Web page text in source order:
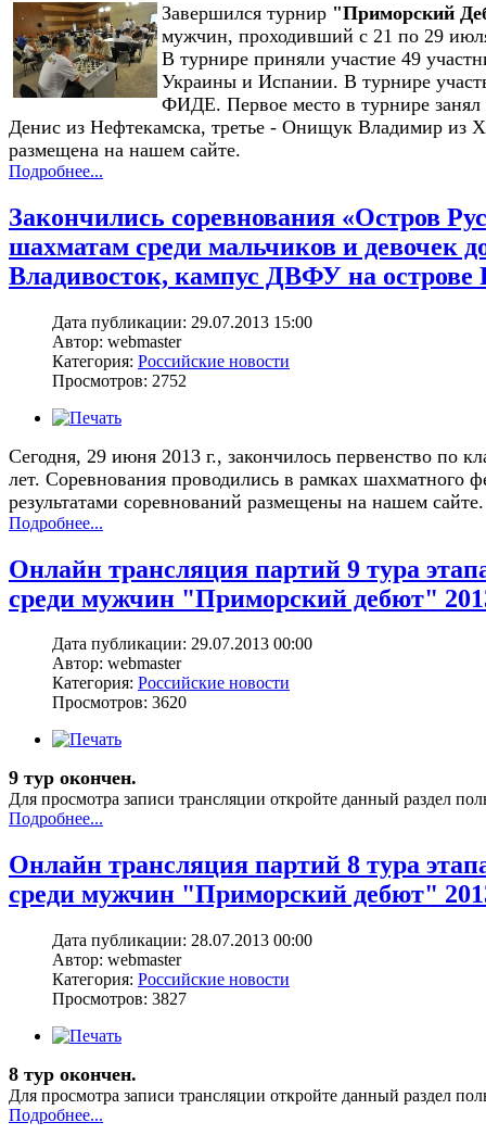
Завершился турнир "Приморский
мужчин, проходивший с 21 по 29
В турнире приняли участие 49
Украины и Испании. В турнире
ФИДЕ. Первое место в турнире
Денис из Нефтекамска, третье - Онищук Владимир из
размещена на нашем сайте.
Подробнее...
Закончились соревнования «Остров
шахматам среди мальчиков и девочек
Владивосток, кампус ДВФУ на острове
Дата публикации: 29.07.2013 15:00
Автор: webmaster
Категория: Российские новости
Просмотров: 2752
Сегодня, 29 июня 2013 г., закончилось первенство по
лет. Соревнования проводились в рамках
результатами соревнований размещены на нашем сайте.
Подробнее...
Онлайн трансляция партий 9 тура
среди мужчин "Приморский дебют"
Дата публикации: 29.07.2013 00:00
Автор: webmaster
Категория: Российские новости
Просмотров: 3620
9 тур окончен.
Для просмотра записи трансляции откройте данный раздел
Подробнее...
Онлайн трансляция партий 8 тура
среди мужчин "Приморский дебют"
Дата публикации: 28.07.2013 00:00
Автор: webmaster
Категория: Российские новости
Просмотров: 3827
8 тур окончен.
Для просмотра записи трансляции откройте данный раздел
Подробнее...